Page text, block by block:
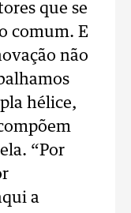
que se
comum. E
não
hélice,
“Por
a